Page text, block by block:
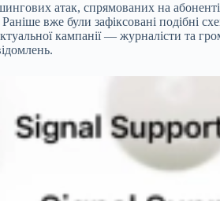
атак, спрямованих на
вже були зафіксовані подібні
кампанії — журналісти та